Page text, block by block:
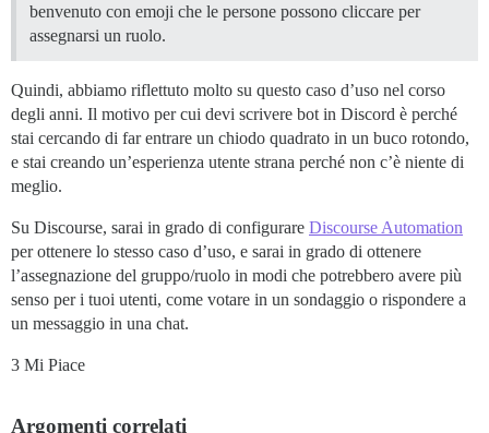
benvenuto con emoji che le persone possono cliccare per
assegnarsi un ruolo.
Quindi, abbiamo riflettuto molto su questo caso d’uso nel corso
degli anni. Il motivo per cui devi scrivere bot in Discord è perché
stai cercando di far entrare un chiodo quadrato in un buco rotondo,
e stai creando un’esperienza utente strana perché non c’è niente di
meglio.
Su Discourse, sarai in grado di configurare Discourse Automation
per ottenere lo stesso caso d’uso, e sarai in grado di ottenere
l’assegnazione del gruppo/ruolo in modi che potrebbero avere più
senso per i tuoi utenti, come votare in un sondaggio o rispondere a
un messaggio in una chat.
3 Mi Piace
Argomenti correlati